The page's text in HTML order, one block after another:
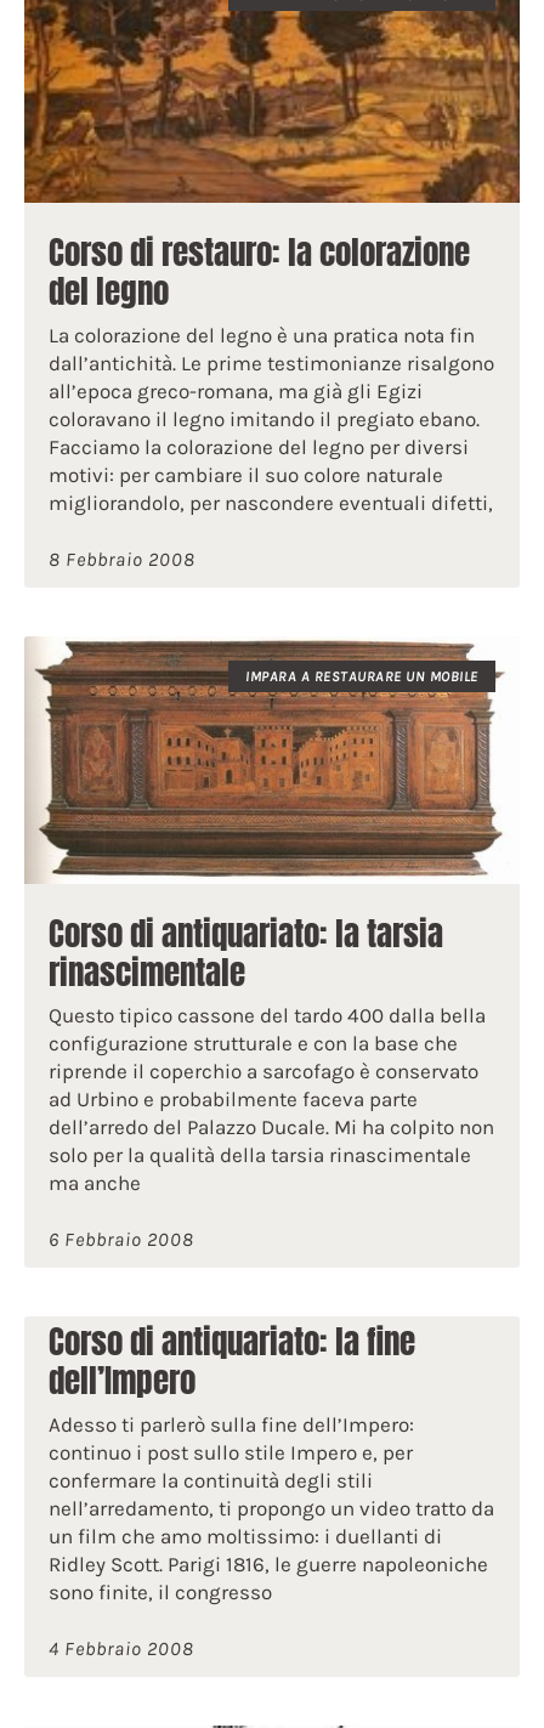
Corso di restauro: la colorazione
del legno
La colorazione del legno è una pratica nota fin
dall’antichità. Le prime testimonianze risalgono
all’epoca greco-romana, ma già gli Egizi
coloravano il legno imitando il pregiato ebano.
Facciamo la colorazione del legno per diversi
motivi: per cambiare il suo colore naturale
migliorandolo, per nascondere eventuali difetti,
8 Febbraio 2008
IMPARA A RESTAURARE UN MOBILE
Corso di antiquariato: la tarsia
rinascimentale
Questo tipico cassone del tardo 400 dalla bella
configurazione strutturale e con la base che
riprende il coperchio a sarcofago è conservato
ad Urbino e probabilmente faceva parte
dell’arredo del Palazzo Ducale. Mi ha colpito non
solo per la qualità della tarsia rinascimentale
ma anche
6 Febbraio 2008
Corso di antiquariato: la fine
dell’Impero
Adesso ti parlerò sulla fine dell’Impero:
continuo i post sullo stile Impero e, per
confermare la continuità degli stili
nell’arredamento, ti propongo un video tratto da
un film che amo moltissimo: i duellanti di
Ridley Scott. Parigi 1816, le guerre napoleoniche
sono finite, il congresso
4 Febbraio 2008